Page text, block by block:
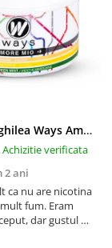
Aroma Narghilea Ways Amore - Banana, Ananas si Menta, 200gr
Achizitie verificata
2 ani
ca nu are nicotina
fum. Eram
dar gustul de